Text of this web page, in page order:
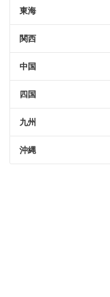
東海
関西
中国
四国
九州
沖縄